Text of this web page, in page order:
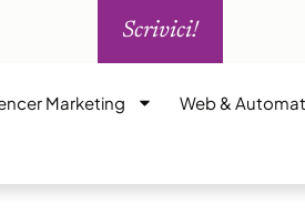
Scrivici!
Marketing Web &